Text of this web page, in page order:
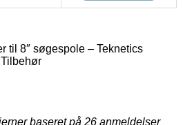
til 8″ søgespole – Teknetics
baseret på 26 anmeldelser